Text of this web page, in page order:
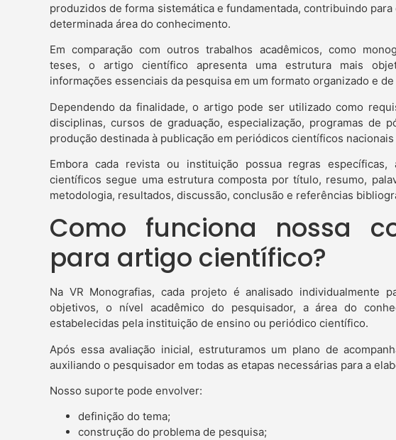
produzidos de forma sistemática e fundamentada, contribuindo para
determinada área do conhecimento.
Em comparação com outros trabalhos acadêmicos, como
teses, o artigo científico apresenta uma estrutura mais
informações essenciais da pesquisa em um formato organizado e
Dependendo da finalidade, o artigo pode ser utilizado como
disciplinas, cursos de graduação, especialização, programas de
produção destinada à publicação em periódicos científicos
Embora cada revista ou instituição possua regras
científicos segue uma estrutura composta por título, resumo,
metodologia, resultados, discussão, conclusão e referências
Como funciona nossa
para artigo científico?
Na VR Monografias, cada projeto é analisado individualmente
objetivos, o nível acadêmico do pesquisador, a área do
estabelecidas pela instituição de ensino ou periódico científico.
Após essa avaliação inicial, estruturamos um plano de
auxiliando o pesquisador em todas as etapas necessárias para a
Nosso suporte pode envolver:
definição do tema;
construção do problema de pesquisa;